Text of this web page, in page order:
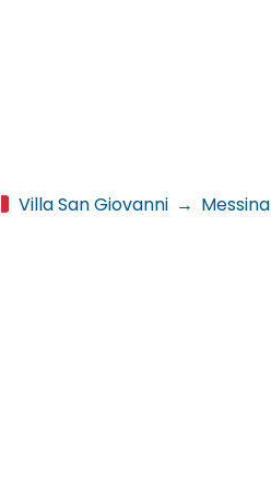
Villa San Giovanni → Messina